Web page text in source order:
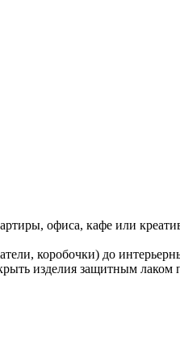
офиса, кафе или
коробочки) до
изделия защитным лаком